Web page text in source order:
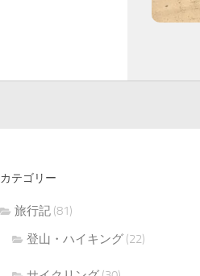
カテゴリー
旅行記(81)
登山・ハイキング(22)